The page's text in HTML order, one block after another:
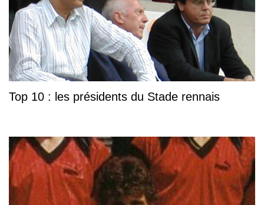
Top 10 : les présidents du Stade rennais